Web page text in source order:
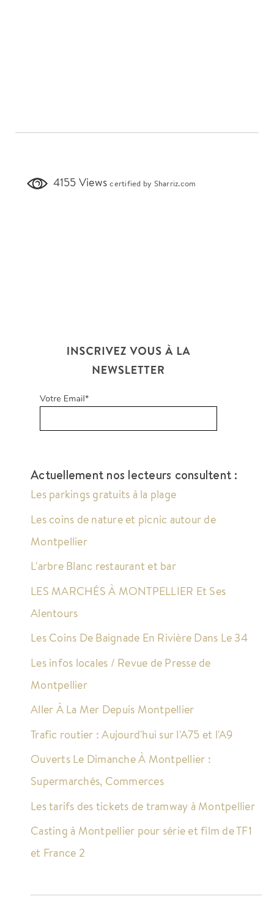
4155 Viewscertified by Sharriz.com
Actuellement nos lecteurs consultent :
Les parkings gratuits à la plage
Les coins de nature et picnic autour de
Montpellier
L'arbre Blanc restaurant et bar
LES MARCHÉS À MONTPELLIER Et Ses
Alentours
Les Coins De Baignade En Rivière Dans Le 34
Les infos locales / Revue de Presse de
Montpellier
Aller À La Mer Depuis Montpellier
Trafic routier : Aujourd'hui sur l'A75 et l'A9
Ouverts Le Dimanche À Montpellier :
Supermarchés, Commerces
Les tarifs des tickets de tramway à Montpellier
Casting à Montpellier pour série et film de TF1
et France 2